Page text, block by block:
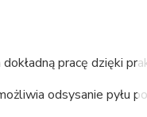
pracę dzięki
odsysanie pyłu